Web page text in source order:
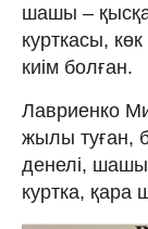
шашы –
курткасы,
киім болған.
Лавриенко
жылы туған,
денелі,
куртка, қара